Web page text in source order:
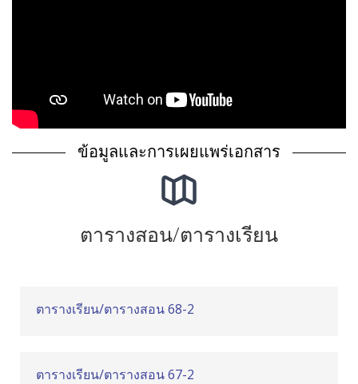
ข้อมูลและการเผยแพร่เอกสาร
ตารางสอน/ตารางเรียน
ตารางเรียน/ตารางสอน 68-2
ตารางเรียน/ตารางสอน 67-2